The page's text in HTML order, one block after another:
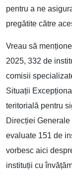
pentru a ne
pregătite către
Vreau să
2025, 332 de
comisii
Situații
teritorială pentru
Direcției
evaluate 151 de
vorbesc aici
instituții cu